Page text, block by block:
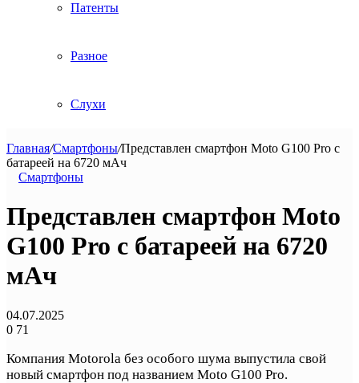
Патенты
Разное
Слухи
Главная/Смартфоны/Представлен смартфон Moto G100 Pro с
батареей на 6720 мАч
Смартфоны
Представлен смартфон Moto
G100 Pro с батареей на 6720
мАч
04.07.2025
0 71
Компания Motorola без особого шума выпустила свой
новый смартфон под названием Moto G100 Pro.